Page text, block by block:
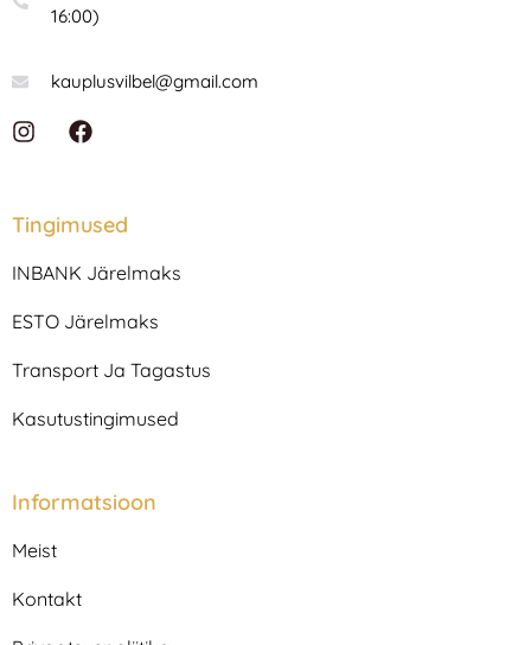
16:00)
kauplusvilbel@gmail.com
I
a
r
m
F
b
o
Tingimused
INBANK Järelmaks
ESTO Järelmaks
Transport Ja Tagastus
Kasutustingimused
Informatsioon
Meist
Kontakt